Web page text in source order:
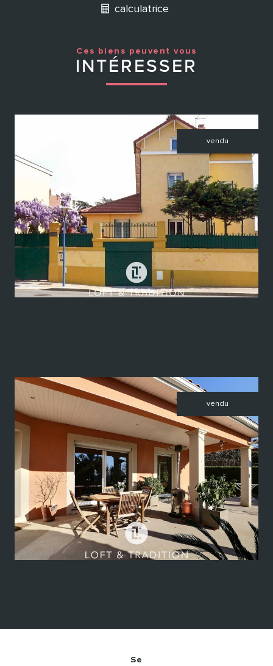
calculatrice
Ces biens peuvent vous
INTÉRESSER
vendu
voir le bien
vendu
voir le bien
Se